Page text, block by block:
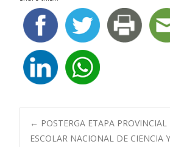
← POSTERGA ETAPA PROVINCIAL
ESCOLAR NACIONAL DE CIENCIA